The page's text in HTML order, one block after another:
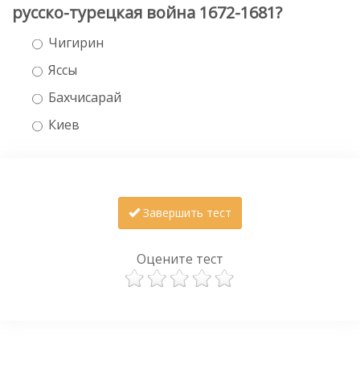
русско-турецкая война 1672-1681?
Чигирин
Яссы
Бахчисарай
Киев
Завершить тест
Оцените тест